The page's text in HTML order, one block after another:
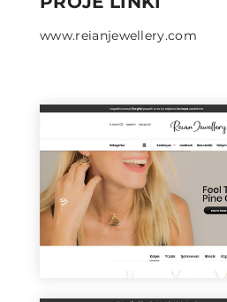
www.reianjewellery.com